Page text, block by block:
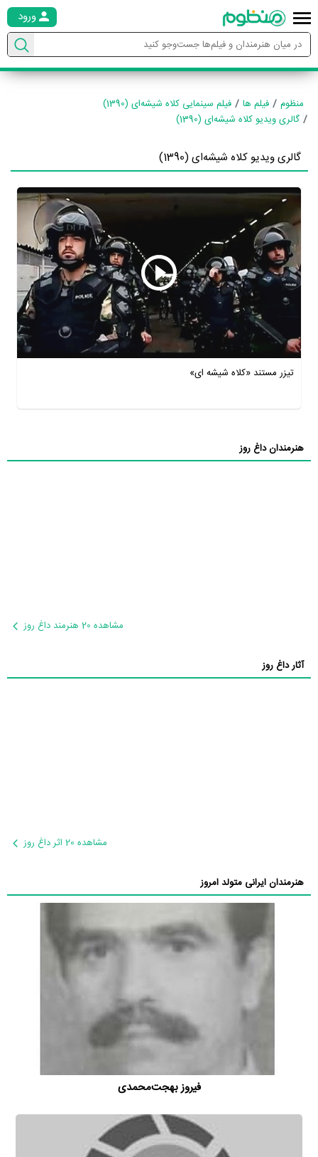
ورود
منظوم فیلم ها
فیلم سینمایی کلاه شیشه‌ای (1390)
گالری ویدیو کلاه شیشه‌ای (1390)
گالری ویدیو کلاه شیشه‌ای (1390)
تیزر مستند «کلاه شیشه ای»
هنرمندان داغ روز
مشاهده 20 هنرمند داغ روز
آثار داغ روز
مشاهده 20 اثر داغ روز
هنرمندان ایرانی متولد امروز
فیروز بهجت‌محمدی